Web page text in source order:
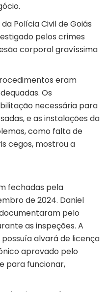
Polícia Civil de Goiás
pelos crimes
corporal gravíssima
eram
Os
necessária para
e as instalações da
como falta de
cegos, mostrou a
fechadas pela
de 2024. Daniel
pelo
as inspeções. A
alvará de licença
aprovado pelo
para funcionar,